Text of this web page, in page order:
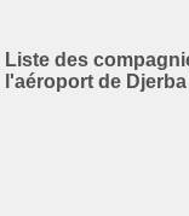
Liste des
l'aéroport de